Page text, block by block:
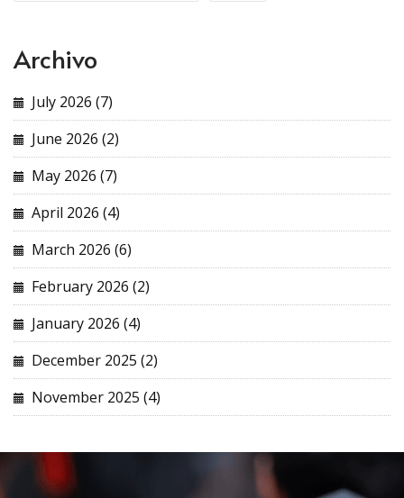
Archivo
July 2026 (7)
June 2026 (2)
May 2026 (7)
April 2026 (4)
March 2026 (6)
February 2026 (2)
January 2026 (4)
December 2025 (2)
November 2025 (4)